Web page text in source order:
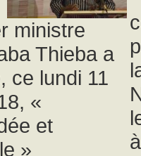
ministre
Thieba a
ce lundi 11
«
et
»